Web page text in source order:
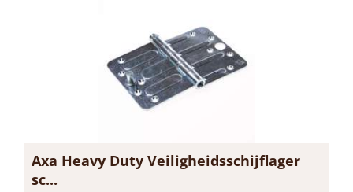
Axa Heavy Duty Veiligheidsschijflager
sc...